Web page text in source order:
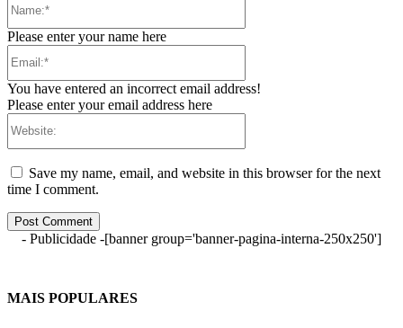
Please enter your name here
You have entered an incorrect email address!
Please enter your email address here
Save my name, email, and website in this browser for the next
time I comment.
- Publicidade -[banner group='banner-pagina-interna-250x250']
MAIS POPULARES